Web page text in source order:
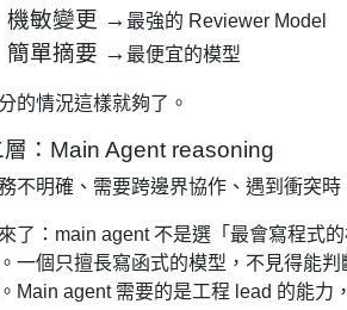
機敏變更 → 最強的 Reviewer Model
簡單摘要 → 最便宜的模型
的情況這樣就夠了。
層：Main Agent reasoning
不明確、需要跨邊界協作、遇到衝突
了：main agent 不是選「最會寫程式
一個只擅長寫函式的模型，不見得能
Main agent 需要的是工程 lead 的能力